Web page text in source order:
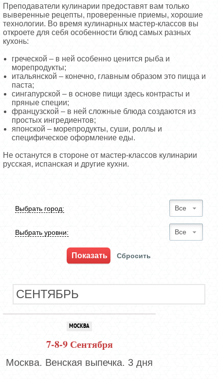
Преподаватели кулинарии предоставят вам только
выверенные рецепты, проверенные приемы, хорошие
технологии. Во время кулинарных мастер-классов вы
откроете для себя особенности блюд самых разных
кухонь:
греческой – в ней особенно ценится рыба и
морепродукты;
итальянской – конечно, главным образом это пицца и
паста;
сингапурской – в основе пищи здесь контрасты и
пряные специи;
французской – в ней сложные блюда создаются из
простых ингредиентов;
японской – морепродукты, суши, роллы и
специфическое оформление еды.
Не останутся в стороне от мастер-классов кулинарии
русская, испанская и другие кухни.
Выбрать город: Все
Выбрать уровни: Все
СЕНТЯБРЬ
МОСКВА
7-8-9 Сентября
Москва. Венская выпечка. 3 дня